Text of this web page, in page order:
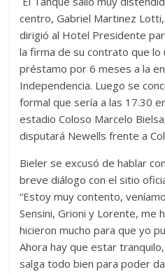
centro, Gabriel Martinez
dirigió al Hotel Presidente
la firma de su contrato que lo
préstamo por 6 meses a la
Independencia. Luego se
formal que sería a las 17.30
estadio Coloso Marcelo
disputará Newells frente a
Bieler se excusó de hablar
breve diálogo con el sitio
“Estoy muy contento,
Sensini, Grioni y Lorente, me
hicieron mucho para que yo
Ahora hay que estar
salga todo bien para poder